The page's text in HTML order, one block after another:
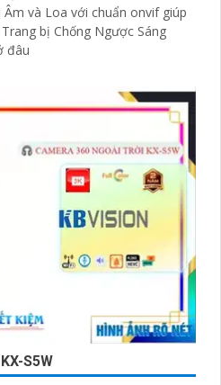
và Loa với chuẩn onvif giúp
đâu
S5W